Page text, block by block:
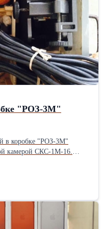
"РОЗ-3М"
в коробке "РОЗ-3М"
камерой СКС-1М-16.
"РОЗ-3М".
Коробка с бобиной.
сайте: